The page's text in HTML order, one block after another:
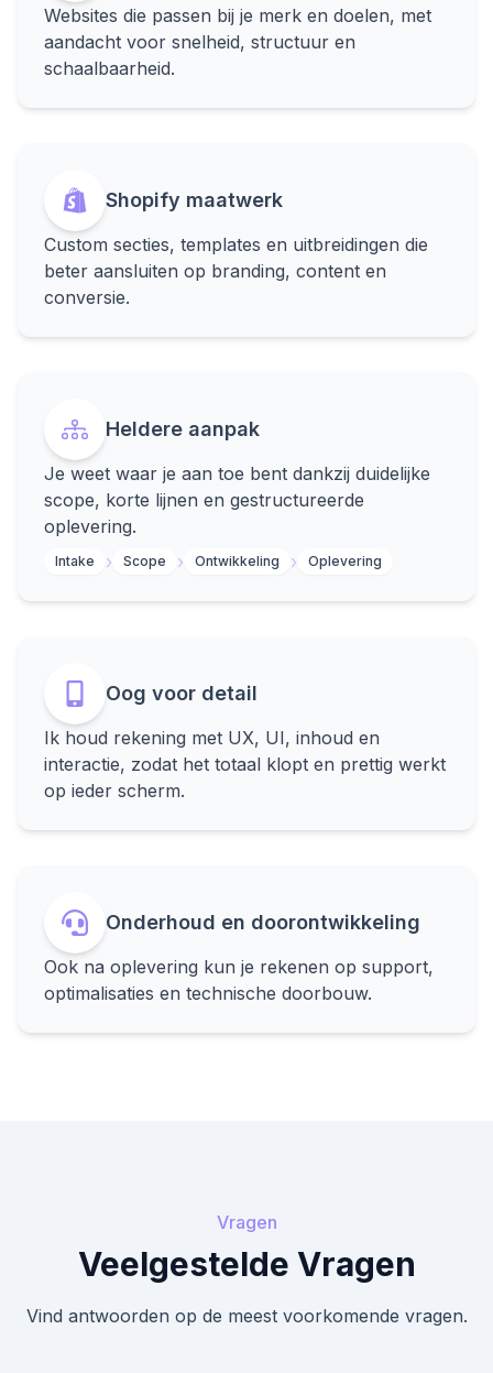
Websites die passen bij je merk en doelen, met
aandacht voor snelheid, structuur en
schaalbaarheid.
Shopify maatwerk
Custom secties, templates en uitbreidingen die
beter aansluiten op branding, content en
conversie.
Heldere aanpak
Je weet waar je aan toe bent dankzij duidelijke
scope, korte lijnen en gestructureerde
oplevering.
Intake › Scope › Ontwikkeling › Oplevering
Oog voor detail
Ik houd rekening met UX, UI, inhoud en
interactie, zodat het totaal klopt en prettig werkt
op ieder scherm.
Onderhoud en doorontwikkeling
Ook na oplevering kun je rekenen op support,
optimalisaties en technische doorbouw.
Vragen
Veelgestelde Vragen
Vind antwoorden op de meest voorkomende vragen.